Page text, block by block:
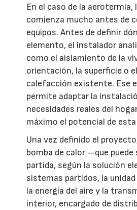
En el caso de la
comienza mucho antes de
equipos. Antes de definir
elemento, el instalador
como el aislamiento de la
orientación, la superficie o
calefacción existente. Ese
permite adaptar la
necesidades reales del
máximo el potencial de
Una vez definido el
bomba de calor —que
partida, según la solución
sistemas partidos, la
la energía del aire y la
interior, encargado de